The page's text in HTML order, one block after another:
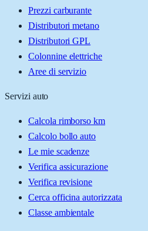
Prezzi carburante
Distributori metano
Distributori GPL
Colonnine elettriche
Aree di servizio
Servizi auto
Calcola rimborso km
Calcolo bollo auto
Le mie scadenze
Verifica assicurazione
Verifica revisione
Cerca officina autorizzata
Classe ambientale